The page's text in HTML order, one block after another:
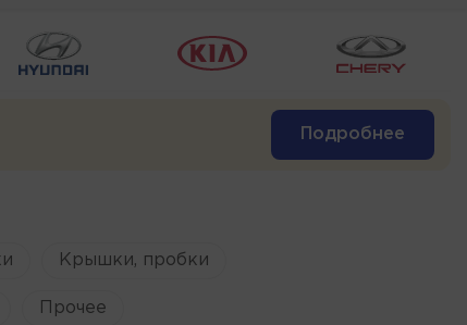
Подробнее
Крышки, пробки
Прочее